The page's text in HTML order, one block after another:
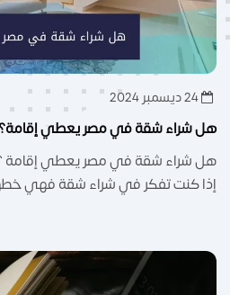
24 ديسمبر 2024
هل شراء شقة في مصر يعطي
هل شراء شقة في مصر يعطي إقامة ؟
إذا كنت تفكر في شراء شقة فهي